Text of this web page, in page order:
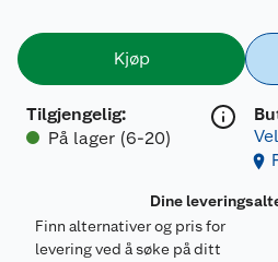
Kjøp
Tilgjengelig:
På lager (6-20)
Dine
Finn alternativer og pris for
levering ved å søke på ditt